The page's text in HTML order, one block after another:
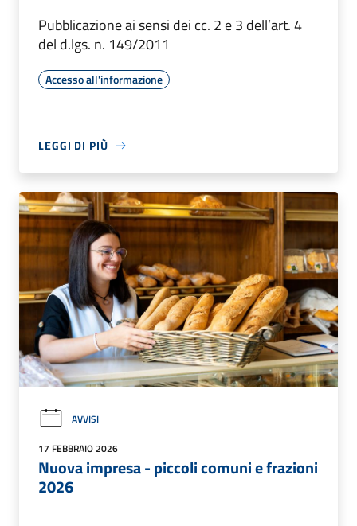
Pubblicazione ai sensi dei cc. 2 e 3 dell’art. 4
del d.lgs. n. 149/2011
Accesso all'informazione
LEGGI DI PIÙ
AVVISI
17 FEBBRAIO 2026
Nuova impresa - piccoli comuni e frazioni
2026